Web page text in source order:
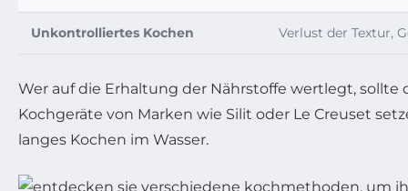
Unkontrolliertes Kochen Verlust der Textur,
Wer auf die Erhaltung der Nährstoffe wertlegt,
Kochgeräte von Marken wie Silit oder Le Creuset
langes Kochen im Wasser.